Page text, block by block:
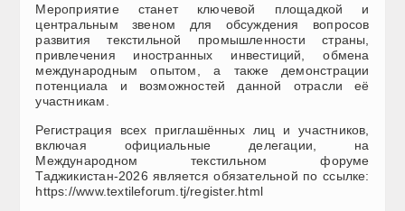
Мероприятие станет ключевой площадкой и
центральным звеном для обсуждения вопросов
развития текстильной промышленности страны,
привлечения иностранных инвестиций, обмена
международным опытом, а также демонстрации
потенциала и возможностей данной отрасли её
участникам.
Регистрация всех приглашённых лиц и участников,
включая официальные делегации, на
Международном текстильном форуме
Таджикистан-2026 является обязательной по ссылке:
https://www.textileforum.tj/register.html